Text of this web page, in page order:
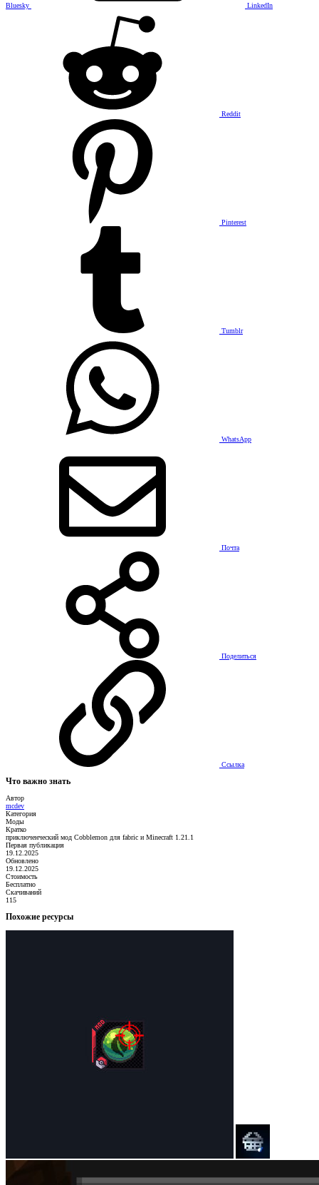
Bluesky LinkedIn
Reddit
Pinterest
Tumblr
WhatsApp
Почта
Поделиться
Ссылка
Что важно знать
Автор
mcdev
Категория
Моды
Кратко
приключенческий мод Cobblemon для fabric и Minecraft 1.21.1
Первая публикация
19.12.2025
Обновлено
19.12.2025
Стоимость
Бесплатно
Скачиваний
115
Похожие ресурсы